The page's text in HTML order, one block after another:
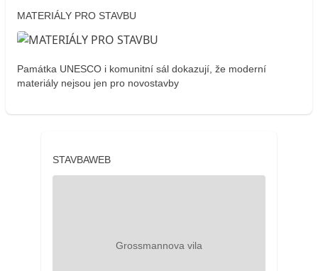
MATERIÁLY PRO STAVBU
Památka UNESCO i komunitní sál dokazují, že moderní
materiály nejsou jen pro novostavby
STAVBAWEB